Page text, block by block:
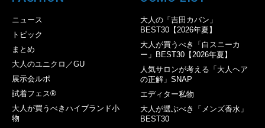
ニュース
トピック
まとめ
大人のユニクロ／GU
展示会ルポ
試着フェス®︎
大人が買うべきハイブランド小
物
大人の「吉田カバン」
BEST30【2026年夏】
大人が買うべき「白スニーカ
ー」BEST30【2026年夏】
人気サロンが考える「大人ヘア
の正解」SNAP
エディター私物
大人が選ぶべき「メンズ香水」
BEST30